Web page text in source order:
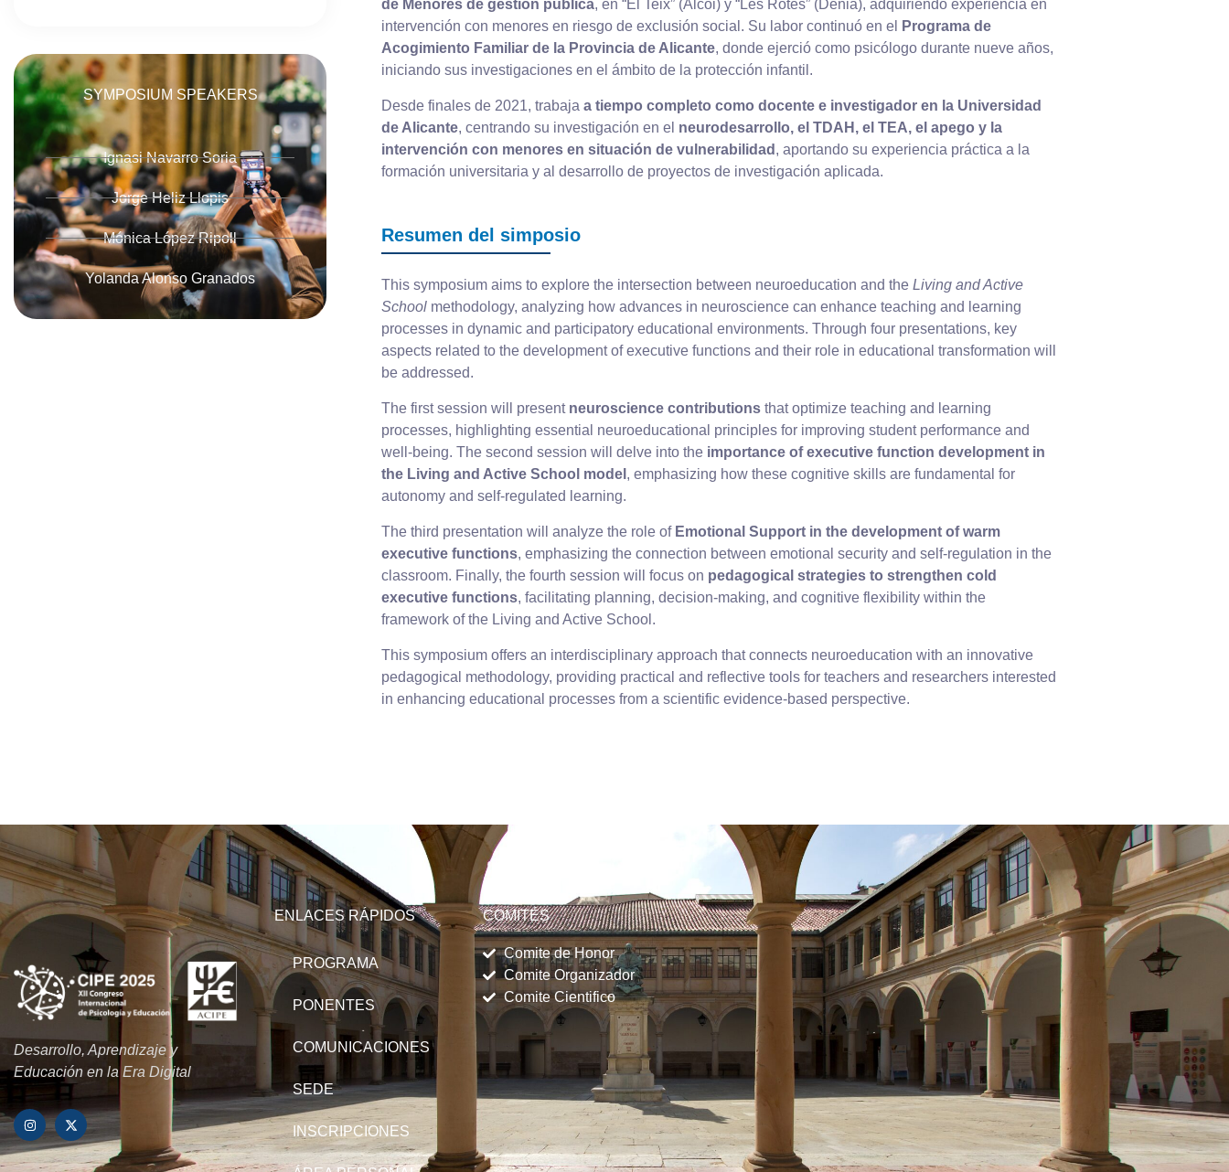
SYMPOSIUM SPEAKERS
Ignasi Navarro Soria
Jorge Heliz Llopis
Mónica López Ripoll
Yolanda Alonso Granados
de Menores de gestión pública, en “El Teix” (Alcoi) y “Les Rotes” (Dénia), adquiriendo experiencia en
intervención con menores en riesgo de exclusión social. Su labor continuó en el
Programa de
Acogimiento Familiar de la Provincia de Alicante, donde ejerció como psicólogo durante nueve años,
iniciando sus investigaciones en el ámbito de la protección infantil.
Desde finales de 2021, trabaja a tiempo completo como docente e investigador en la Universidad
de Alicante, centrando su investigación en el neurodesarrollo, el TDAH, el TEA, el apego y la
intervención con menores en situación de vulnerabilidad , aportando su experiencia práctica a la
formación universitaria y al desarrollo de proyectos de investigación aplicada.
Resumen del simposio
This symposium aims to explore the intersection between neuroeducation and the Living and Active
School methodology, analyzing how advances in neuroscience can enhance teaching and learning
processes in dynamic and participatory educational environments. Through four presentations, key
aspects related to the development of executive functions and their role in educational transformation will
be addressed.
The first session will present neuroscience contributions that optimize teaching and learning
processes, highlighting essential neuroeducational principles for improving student performance and
well-being. The second session will delve into the importance of executive function development in
the Living and Active School model , emphasizing how these cognitive skills are fundamental for
autonomy and self-regulated learning.
The third presentation will analyze the role of Emotional Support in the development of warm
executive functions, emphasizing the connection between emotional security and self-regulation in the
classroom. Finally, the fourth session will focus on pedagogical strategies to strengthen cold
executive functions, facilitating planning, decision-making, and cognitive flexibility within the
framework of the Living and Active School.
This symposium offers an interdisciplinary approach that connects neuroeducation with an innovative
pedagogical methodology, providing practical and reflective tools for teachers and researchers interested
in enhancing educational processes from a scientific evidence-based perspective.
Desarrollo, Aprendizaje y
Educación en la Era Digital
ENLACES RÁPIDOS
PROGRAMA
PONENTES
COMUNICACIONES
SEDE
INSCRIPCIONES
COMITÉS
Comite de Honor
Comite Organizador
Comite Cientifico